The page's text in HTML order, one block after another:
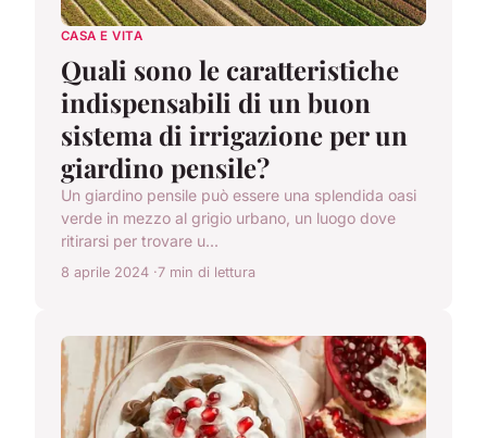
CASA E VITA
Quali sono le caratteristiche
indispensabili di un buon
sistema di irrigazione per un
giardino pensile?
Un giardino pensile può essere una splendida oasi
verde in mezzo al grigio urbano, un luogo dove
ritirarsi per trovare u...
8 aprile 2024 7 min di lettura